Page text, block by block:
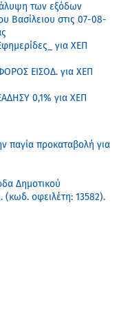
των εξόδων
Βασίλειου στις 07-08-
για ΧΕΠ
ΕΙΣΟΔ. για ΧΕΠ
0,1% για ΧΕΠ
παγία προκαταβολή για
Δημοτικού
(κωδ. οφειλέτη: 13582).